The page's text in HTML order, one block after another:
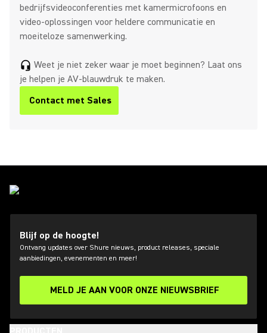
bedrijfsvideoconferenties met kamermicrofoons en
video-oplossingen voor heldere communicatie en
moeiteloze samenwerking.
headset_mic Weet je niet zeker waar je moet beginnen? Laat ons
je helpen je AV-blauwdruk te maken.
Contact met Sales
Blijf op de hoogte!
Ontvang updates over Shure nieuws, product releases, speciale
aanbiedingen, evenementen en meer!
MELD JE AAN VOOR ONZE NIEUWSBRIEF